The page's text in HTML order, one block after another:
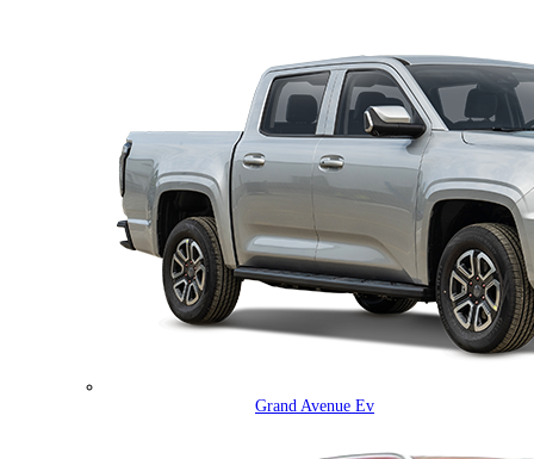
Grand Avenue Ev